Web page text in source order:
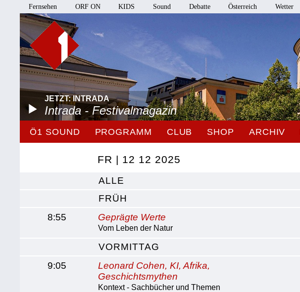
Fernsehen ORF ON KIDS Sound Debatte Österreich Wetter
JETZT: INTRADA
Intrada - Festivalmagazin
Ö1 SOUND PROGRAMM CLUB SHOP ARCHIV
FR | 12 12 2025
ALLE
FRÜH
8:55
Geprägte Werte
Vom Leben der Natur
VORMITTAG
9:05
Leonard Cohen, KI, Afrika,
Geschichtsmythen
Kontext - Sachbücher und Themen